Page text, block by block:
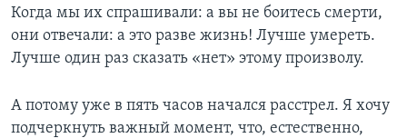
Когда мы их спрашивали: а вы не боитесь смерти,
они отвечали: а это разве жизнь! Лучше умереть.
Лучше один раз сказать «нет» этому произволу.
А потому уже в пять часов начался расстрел. Я хочу
подчеркнуть важный момент, что, естественно,